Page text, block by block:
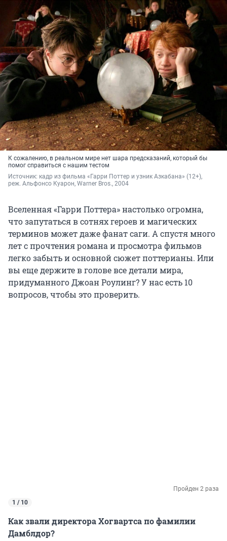
К сожалению, в реальном мире нет шара предсказаний, который бы
помог справиться с нашим тестом
Источник: кадр из фильма «Гарри Поттер и узник Азкабана» (12+),
реж. Альфонсо Куарон, Warner Bros., 2004
Вселенная «Гарри Поттера» настолько огромна,
что запутаться в сотнях героев и магических
терминов может даже фанат саги. А спустя много
лет с прочтения романа и просмотра фильмов
легко забыть и основной сюжет поттерианы. Или
вы еще держите в голове все детали мира,
придуманного Джоан Роулинг? У нас есть 10
вопросов, чтобы это проверить.
Пройден 2 раза
1 / 10
Как звали директора Хогвартса по фамилии
Дамблдор?